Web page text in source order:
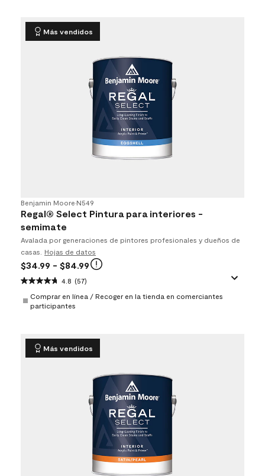
Más vendidos
Benjamin Moore•N549
Regal® Select Pintura para interiores -
semimate
Avalada por generaciones de pintores profesionales y dueños de
casas.
Hojas de datos
$34.99 - $84.99
4.8 (57)
Comprar en línea / Recoger en la tienda en comerciantes
participantes
Más vendidos